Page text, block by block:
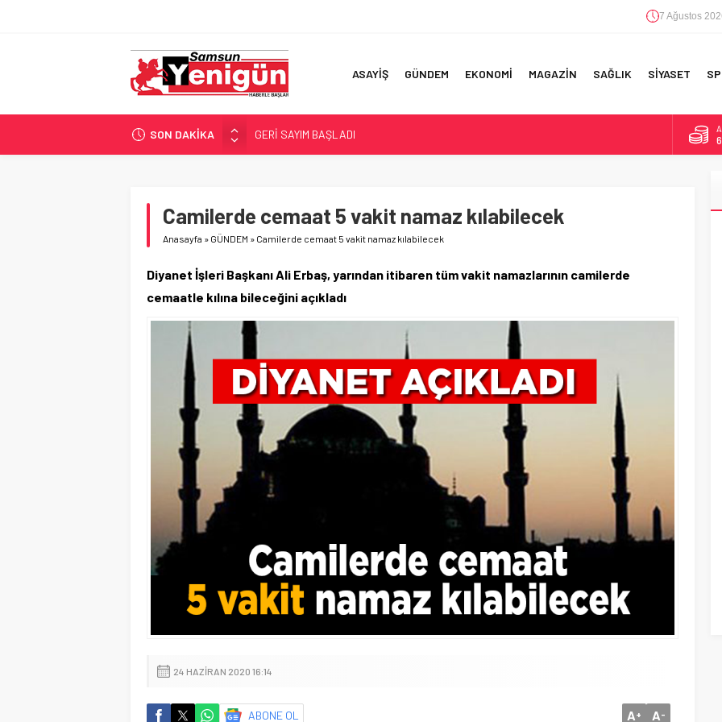
7 Ağustos
ASAYİŞ GÜNDEM EKONOMİ MAGAZİN SAĞLIK SİYASET
SON DAKİKA
GERİ SAYIM BAŞLADI
SAMSUNSPOR’DA HEDEF 5’İNCİLİK!
İŞTE FINDIK FİYATI!
Camilerde cemaat 5 vakit namaz kılabilecek
Anasayfa » GÜNDEM » Camilerde cemaat 5 vakit namaz kılabilecek
Diyanet İşleri Başkanı Ali Erbaş, yarından itibaren tüm vakit namazlarının camilerde
cemaatle kılına bileceğini açıkladı
24 HAZIRAN 2020 16:14
ABONE OL A+ A-